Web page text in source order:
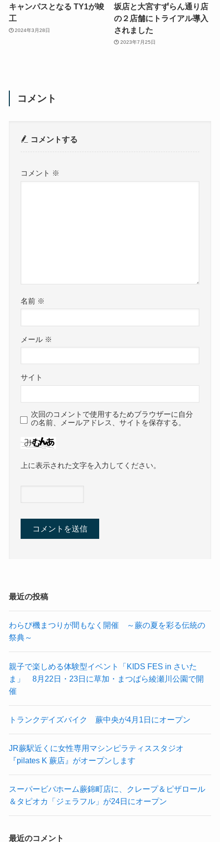
キャンパスとなる TY1が竣
工
2024年3月28日
坂店と大宮すずらん通り店
の２店舗にトライアル導入
されました
2023年7月25日
コメント
コメントする
コメント ※
名前 ※
メール ※
サイト
次回のコメントで使用するためブラウザーに自分
の名前、メールアドレス、サイトを保存する。
上に表示された文字を入力してください。
最近の投稿
わらび機まつりが間もなく開催 ～蕨の夏を彩る伝統の
祭典～
親子で楽しめる体験型イベント「KIDS FES in さいた
ま」 8月22日・23日に草加・まつばら綾瀬川公園で開
催
トランクデイズバイク 蕨中央が4月1日にオープン
JR蕨駅近くに女性専用マシンピラティススタジオ
『pilates K 蕨店』がオープンします
スーパービバホーム蕨錦町店に、クレープ＆ピザロール
＆タピオカ「ジェラフル」が24日にオープン
最近のコメント